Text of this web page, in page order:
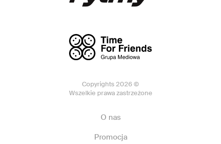
Copyrights 2026 ©
Wszelkie prawa zastrzeżone
O nas
Promocja